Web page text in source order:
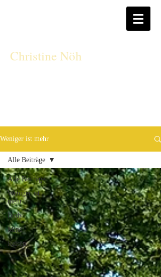
Christine Nöh
Weniger ist mehr
Alle Beiträge
Weniger ist
mehr
Body
Mind
Reisen
Alle Beiträge